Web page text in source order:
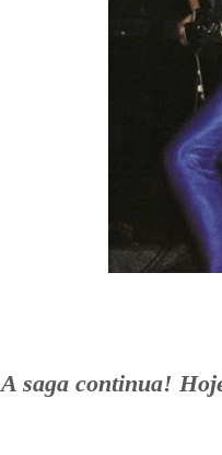
A saga continua!